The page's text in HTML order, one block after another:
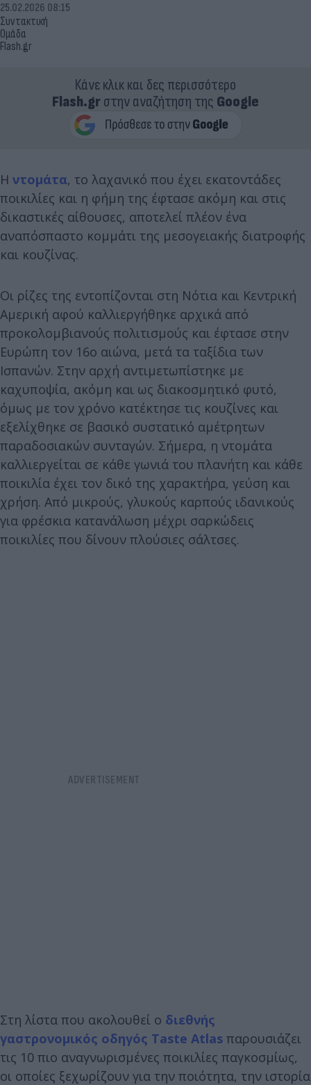
Συντακτική
Ομάδα
Flash.gr
25.02.2026 08:15
Κάνε κλικ και δες περισσότερο
Flash.grστην αναζήτηση της Google
Η ντομάτα, το λαχανικό που έχει εκατοντάδες
ποικιλίες και η φήμη της έφτασε ακόμη και στις
δικαστικές αίθουσες, αποτελεί πλέον ένα
αναπόσπαστο κομμάτι της μεσογειακής διατροφής
και κουζίνας.
Οι ρίζες της εντοπίζονται στη Νότια και Κεντρική
Αμερική αφού καλλιεργήθηκε αρχικά από
προκολομβιανούς πολιτισμούς και έφτασε στην
Ευρώπη τον 16ο αιώνα, μετά τα ταξίδια των
Ισπανών. Στην αρχή αντιμετωπίστηκε με
καχυποψία, ακόμη και ως διακοσμητικό φυτό,
όμως με τον χρόνο κατέκτησε τις κουζίνες και
εξελίχθηκε σε βασικό συστατικό αμέτρητων
παραδοσιακών συνταγών. Σήμερα, η ντομάτα
καλλιεργείται σε κάθε γωνιά του πλανήτη και κάθε
ποικιλία έχει τον δικό της χαρακτήρα, γεύση και
χρήση. Από μικρούς, γλυκούς καρπούς ιδανικούς
για φρέσκια κατανάλωση μέχρι σαρκώδεις
ποικιλίες που δίνουν πλούσιες σάλτσες.
Στη λίστα που ακολουθεί ο διεθνής
γαστρονομικός οδηγός Taste Atlas παρουσιάζει
τις 10 πιο αναγνωρισμένες ποικιλίες παγκοσμίως,
οι οποίες ξεχωρίζουν για την ποιότητα, την ιστορία